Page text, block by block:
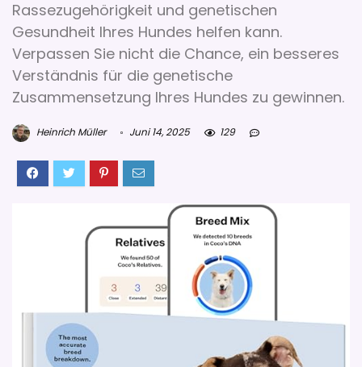
Rassezugehörigkeit und genetischen
Gesundheit Ihres Hundes helfen kann.
Verpassen Sie nicht die Chance, ein besseres
Verständnis für die genetische
Zusammensetzung Ihres Hundes zu gewinnen.
Heinrich Müller Juni 14, 2025 129